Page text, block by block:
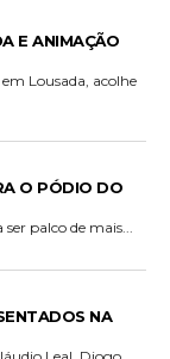
E ANIMAÇÃO
Lousada, acolhe
O PÓDIO DO
palco de mais...
NA